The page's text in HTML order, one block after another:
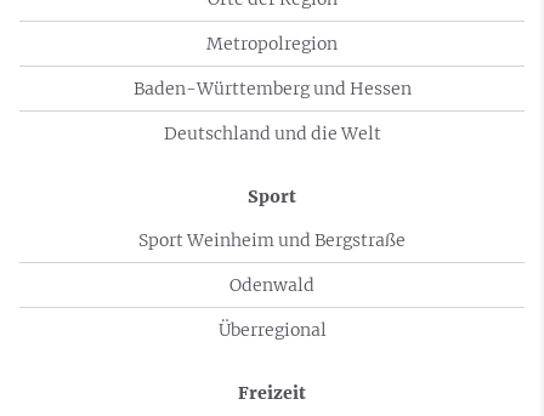
Metropolregion
Baden-Württemberg und Hessen
Deutschland und die Welt
Sport
Sport Weinheim und Bergstraße
Odenwald
Überregional
Freizeit